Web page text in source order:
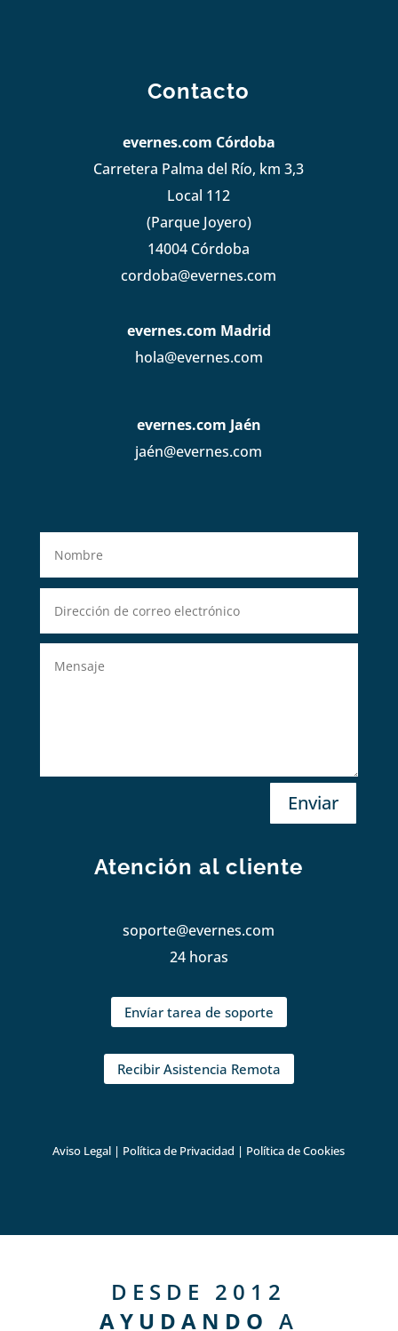
Contacto
evernes.com Córdoba
Carretera Palma del Río, km 3,3
Local 112
(Parque Joyero)
14004 Córdoba
cordoba@evernes.com
evernes.com Madrid
hola@evernes.com
evernes.com Jaén
jaén@evernes.com
Enviar
Atención al cliente
soporte@evernes.com
24 horas
Envíar tarea de soporte
Recibir Asistencia Remota
Aviso Legal | Política de Privacidad | Política de Cookies
DESDE 2012
AYUDANDO A